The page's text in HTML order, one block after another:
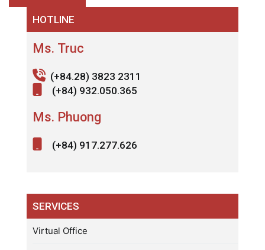
HOTLINE
Ms. Truc
(+84.28) 3823 2311
(+84) 932.050.365
Ms. Phuong
(+84) 917.277.626
SERVICES
Virtual Office